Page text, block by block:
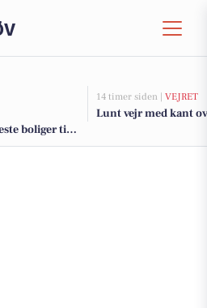
boliger til
14 timer siden | VEJRET
Lunt vejr med kant